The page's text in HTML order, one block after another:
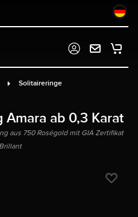
Solitaireringe
ab 0,3 Karat
aus 750 Roségold mit GIA Zertifikat